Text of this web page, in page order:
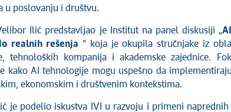
u poslovanju i društvu.
Ilić predstavljao je Institut na panel diskusiji „
realnih rešenja “ koja je okupila stručnjake iz
tehnoloških kompanija i akademske zajednice.
kako AI tehnologije mogu uspešno da
ekonomskim i društvenim kontekstima.
je podelio iskustva IVI u razvoju i primeni naprednih